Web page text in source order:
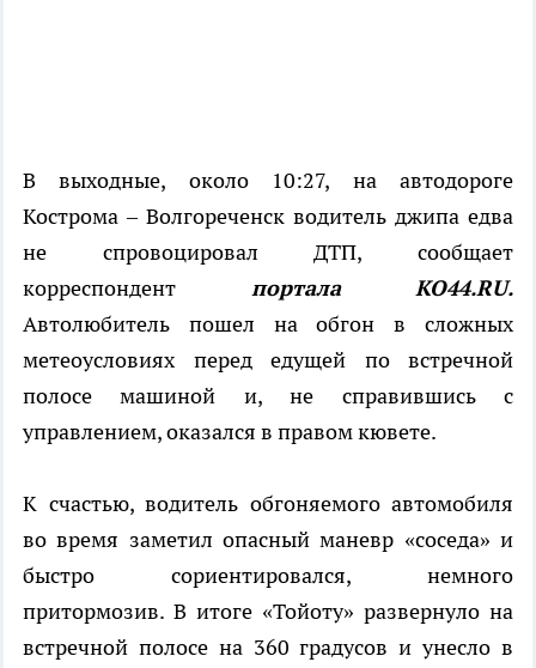
В выходные, около 10:27, на автодороге
Кострома – Волгореченск водитель джипа едва
не спровоцировал ДТП, сообщает
корреспондент портала КО44.RU.
Автолюбитель пошел на обгон в сложных
метеоусловиях перед едущей по встречной
полосе машиной и, не справившись с
управлением, оказался в правом кювете.
К счастью, водитель обгоняемого автомобиля
во время заметил опасный маневр «соседа» и
быстро сориентировался, немного
притормозив. В итоге «Тойоту» развернуло на
встречной полосе на 360 градусов и унесло в